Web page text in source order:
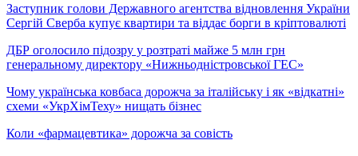
Заступник голови Державного агентства відновлення України
Сергій Сверба купує квартири та віддає борги в кріптовалюті
ДБР оголосило підозру у розтраті майже 5 млн грн
генеральному директору «Нижньодністровської ГЕС»
Чому українська ковбаса дорожча за італійську і як «відкатні»
схеми «УкрХімТеху» нищать бізнес
Коли «фармацевтика» дорожча за совість